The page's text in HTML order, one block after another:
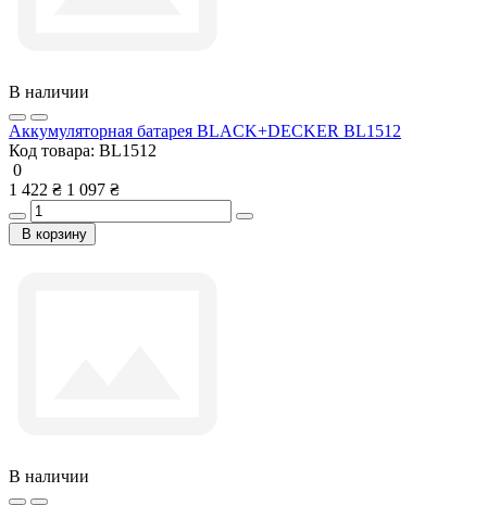
В наличии
Аккумуляторная батарея BLACK+DECKER BL1512
Код товара: BL1512
0
1 422 ₴ 1 097 ₴
В корзину
В наличии